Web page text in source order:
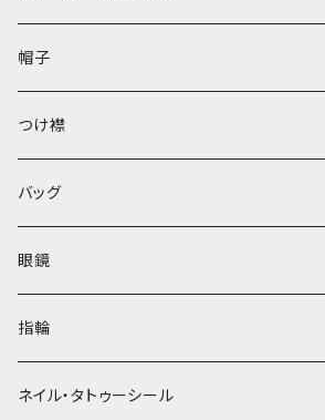
帽子
ベレー帽
つけ襟
バッグ
眼鏡
指輪
ネイル・タトゥーシール